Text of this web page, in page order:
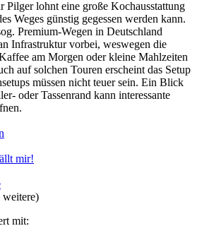
Pilger lohnt eine große Kochausstattung
Weges günstig gegessen werden kann.
Premium-Wegen in Deutschland
Infrastruktur vorbei, weswegen die
am Morgen oder kleine Mahlzeiten
auf solchen Touren erscheint das Setup
müssen nicht teuer sein. Ein Blick
oder Tassenrand kann interessante
weitere)
mit: